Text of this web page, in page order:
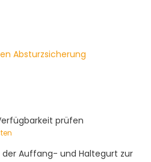
Absturzsicherung
prüfen
Auffang- und Haltegurt zur